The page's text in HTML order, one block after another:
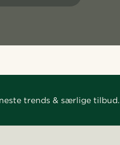
trends & særlige tilbud.